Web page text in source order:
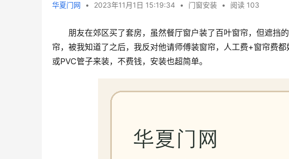
华夏门网 • 2023年11月1日 15:19:34 • 门窗安装 • 阅读 103
朋友在郊区买了套房，虽然餐厅窗户装了百叶窗帘，但遮挡
帘，被我知道了之后，我反对他请师傅装窗帘，人工费+窗帘费
或PVC管子来装，不费钱，安装也超简单。